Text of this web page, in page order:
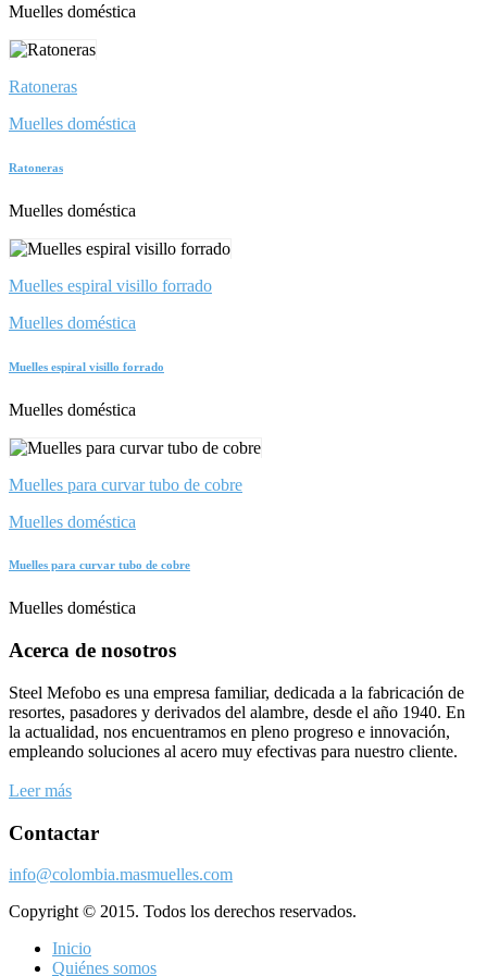
Muelles doméstica
Ratoneras
Muelles doméstica
Ratoneras
Muelles doméstica
Muelles espiral visillo forrado
Muelles doméstica
Muelles espiral visillo forrado
Muelles doméstica
Muelles para curvar tubo de cobre
Muelles doméstica
Muelles para curvar tubo de cobre
Muelles doméstica
Acerca de nosotros
Steel Mefobo es una empresa familiar, dedicada a la fabricación de
resortes, pasadores y derivados del alambre, desde el año 1940. En
la actualidad, nos encuentramos en pleno progreso e innovación,
empleando soluciones al acero muy efectivas para nuestro cliente.
Leer más
Contactar
info@colombia.masmuelles.com
Copyright © 2015. Todos los derechos reservados.
Inicio
Quiénes somos